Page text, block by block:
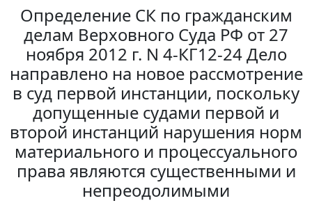
Определение СК по гражданским
делам Верховного Суда РФ от 27
ноября 2012 г. N 4-КГ12-24 Дело
направлено на новое рассмотрение
в суд первой инстанции, поскольку
допущенные судами первой и
второй инстанций нарушения норм
материального и процессуального
права являются существенными и
непреодолимыми